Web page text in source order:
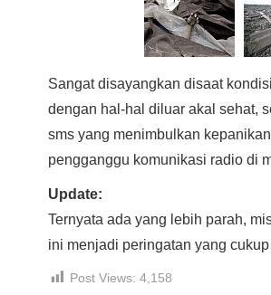
Sangat disayangkan disaat
dengan hal-hal diluar akal sehat,
sms yang menimbulkan
pengganggu komunikasi radio di
Update:
Ternyata ada yang lebih parah,
ini menjadi peringatan yang
Post Views: 4,158